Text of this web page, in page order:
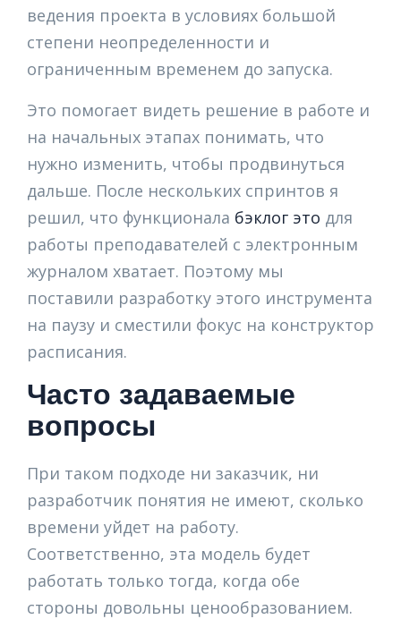
ведения проекта в условиях большой
степени неопределенности и
ограниченным временем до запуска.
Это помогает видеть решение в работе и
на начальных этапах понимать, что
нужно изменить, чтобы продвинуться
дальше. После нескольких спринтов я
решил, что функционала бэклог это для
работы преподавателей с электронным
журналом хватает. Поэтому мы
поставили разработку этого инструмента
на паузу и сместили фокус на конструктор
расписания.
Часто задаваемые
вопросы
При таком подходе ни заказчик, ни
разработчик понятия не имеют, сколько
времени уйдет на работу.
Соответственно, эта модель будет
работать только тогда, когда обе
стороны довольны ценообразованием.